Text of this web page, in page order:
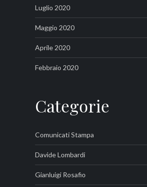
Luglio 2020
Maggio 2020
Aprile 2020
Febbraio 2020
Categorie
Comunicati Stampa
Davide Lombardi
Gianluigi Rosafio